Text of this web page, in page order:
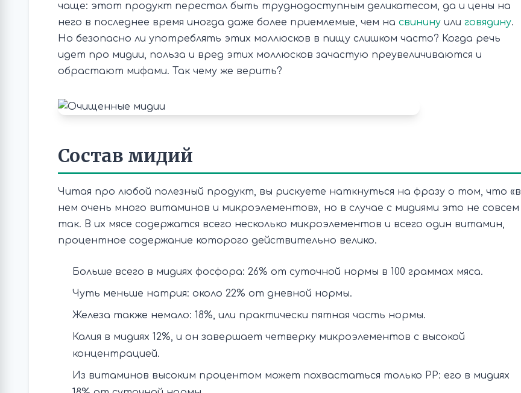
чаще: этот продукт перестал быть труднодоступным деликатесом, да и цены на
него в последнее время иногда даже более приемлемые, чем на свинину или говядину.
Но безопасно ли употреблять этих моллюсков в пищу слишком часто? Когда речь
идет про мидии, польза и вред этих моллюсков зачастую преувеличиваются и
обрастают мифами. Так чему же верить?
Состав мидий
Читая про любой полезный продукт, вы рискуете наткнуться на фразу о том, что «в
нем очень много витаминов и микроэлементов», но в случае с мидиями это не совсем
так. В их мясе содержатся всего несколько микроэлементов и всего один витамин,
процентное содержание которого действительно велико.
Больше всего в мидиях фосфора: 26% от суточной нормы в 100 граммах мяса.
Чуть меньше натрия: около 22% от дневной нормы.
Железа также немало: 18%, или практически пятная часть нормы.
Калия в мидиях 12%, и он завершает четверку микроэлементов с высокой
концентрацией.
Из витаминов высоким процентом может похвастаться только РР: его в мидиях